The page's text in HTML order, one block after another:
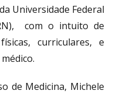
Universidade Federal
com o intuito de
curriculares, e
de Medicina, Michele